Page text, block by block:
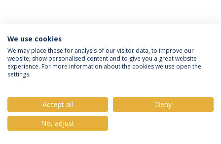
Política de Privacidade
Termos e Condições
Direitos do Titular dos Dados
© 2026 Universidade Católica Portuguesa
We use cookies
We may place these for analysis of our visitor data, to improve our
website, show personalised content and to give you a great website
experience. For more information about the cookies we use open the
settings.
Accept all
Deny
No, adjust